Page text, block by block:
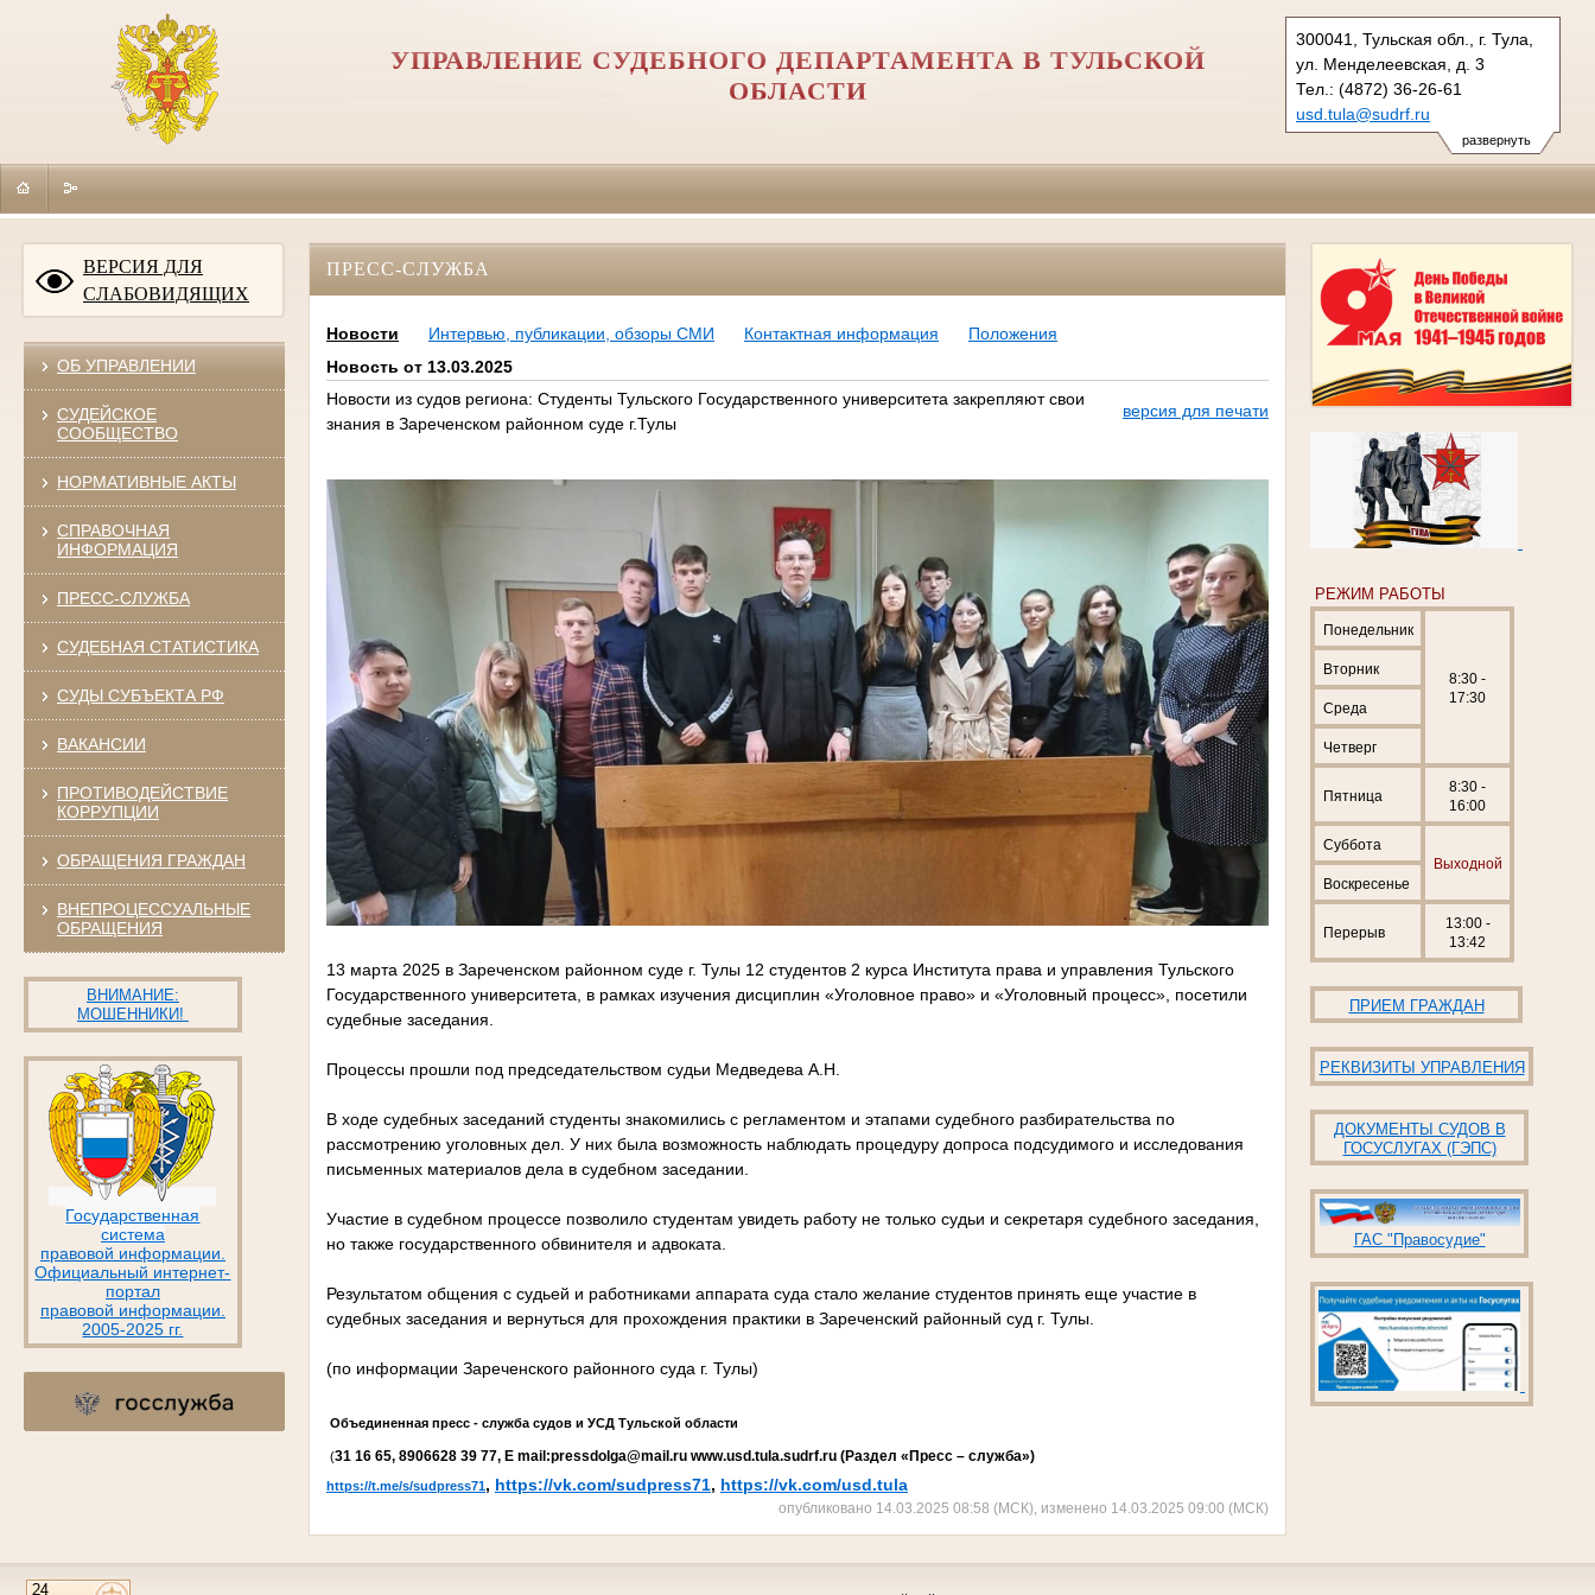
развернуть
300041, Тульская обл., г. Тула,
ул. Менделеевская, д. 3
Тел.: (4872) 36-26-61
usd.tula@sudrf.ru
УПРАВЛЕНИЕ СУДЕБНОГО ДЕПАРТАМЕНТА В ТУЛЬСКОЙ
ОБЛАСТИ
ВЕРСИЯ ДЛЯ
СЛАБОВИДЯЩИХ
ОБ УПРАВЛЕНИИ
СУДЕЙСКОЕ
СООБЩЕСТВО
НОРМАТИВНЫЕ АКТЫ
СПРАВОЧНАЯ
ИНФОРМАЦИЯ
ПРЕСС-СЛУЖБА
СУДЕБНАЯ СТАТИСТИКА
СУДЫ СУБЪЕКТА РФ
ВАКАНСИИ
ПРОТИВОДЕЙСТВИЕ
КОРРУПЦИИ
ОБРАЩЕНИЯ ГРАЖДАН
ВНЕПРОЦЕССУАЛЬНЫЕ
ОБРАЩЕНИЯ
ВНИМАНИЕ:
МОШЕННИКИ!
Государственная
система
правовой информации.
Официальный интернет-
портал
правовой информации.
2005-2025 гг.
РЕЖИМ РАБОТЫ
Понедельник
8:30 -
17:30
Вторник
Среда
Четверг
Пятница
8:30 -
16:00
Суббота
Выходной
Воскресенье
Перерыв
13:00 -
13:42
ПРИЕМ ГРАЖДАН
РЕКВИЗИТЫ УПРАВЛЕНИЯ
ДОКУМЕНТЫ СУДОВ В
ГОСУСЛУГАХ (ГЭПС)
ГАС "Правосудие"
ПРЕСС-СЛУЖБА
Новости Интервью, публикации, обзоры СМИ Контактная информация
Положения
Новость от 13.03.2025
Новости из судов региона: Студенты Тульского Государственного университета закрепляют свои
знания в Зареченском районном суде г.Тулы
версия для печати
13 марта 2025 в Зареченском районном суде г. Тулы 12 студентов 2 курса Института права и управления Тульского
Государственного университета, в рамках изучения дисциплин «Уголовное право» и «Уголовный процесс», посетили
судебные заседания.
Процессы прошли под председательством судьи Медведева А.Н.
В ходе судебных заседаний студенты знакомились с регламентом и этапами судебного разбирательства по
рассмотрению уголовных дел. У них была возможность наблюдать процедуру допроса подсудимого и исследования
письменных материалов дела в судебном заседании.
Участие в судебном процессе позволило студентам увидеть работу не только судьи и секретаря судебного заседания,
но также государственного обвинителя и адвоката.
Результатом общения с судьей и работниками аппарата суда стало желание студентов принять еще участие в
судебных заседания и вернуться для прохождения практики в Зареченский районный суд г. Тулы.
(по информации Зареченского районного суда г. Тулы)
Объединенная пресс - служба судов и УСД Тульской области
(31 16 65, 8906628 39 77, E mail :pressdolga@mail.ru www.usd.tula.sudrf.ru (Раздел «Пресс – служба»)
https://t.me/s/sudpress71, https://vk.com/sudpress71, https://vk.com/usd.tula
опубликовано 14.03.2025 08:58 (МСК), изменено 14.03.2025 09:00 (МСК)